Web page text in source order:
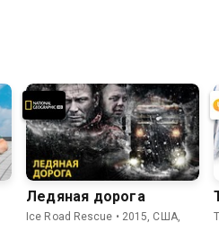
Ледяная дорога
Ice Road Rescue • 2015, США,